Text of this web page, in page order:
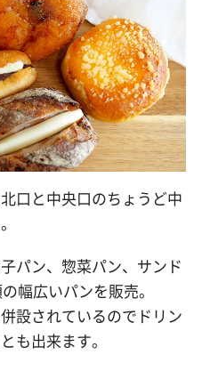
口と中央口のちょうど中
パン、惣菜パン、サンド
幅広いパンを販売。
設されているのでドリン
も出来ます。